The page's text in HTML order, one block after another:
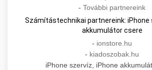
- További partnereink
Számítástechnikai partnereink: iPhone
akkumulátor csere
- ionstore.hu
- kiadoszobak.hu
iPhone szervíz, iPhone